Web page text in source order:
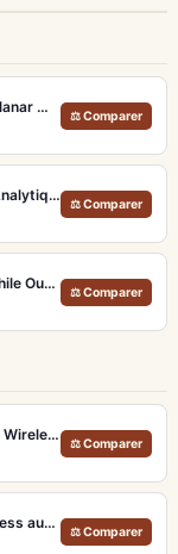
HiFiMAN Ananda Nano – Casque Hi-Fi Planar Magnétique Ouvert
⚖ Comparer
Sennheiser HD 560S – Casque Ouvert Analytique Hi-Fi et Monitoring
⚖ Comparer
Sennheiser HD 660S2 – Casque Audiophile Ouvert 300Ω, Basses Améliorées
⚖ Comparer
Technics EAH-AZ100E – Écouteurs True Wireless Hi-Res avec ANC adaptative et Dolby Atmos
⚖ Comparer
Philips Fidelio T2 – Écouteurs True Wireless audiophiles avec ANC et autonomie record
⚖ Comparer